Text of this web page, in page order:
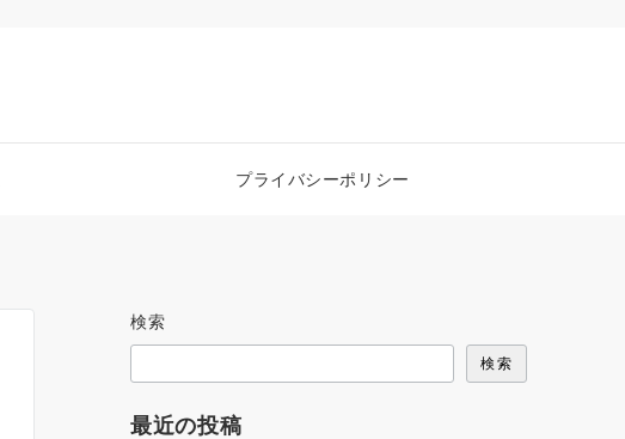
プライバシーポリシー
検索
検索
最近の投稿